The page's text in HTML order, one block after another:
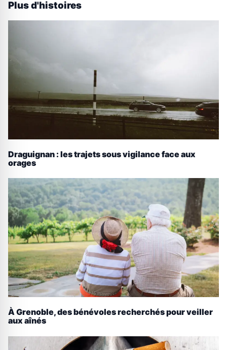
Plus d'histoires
Draguignan : les trajets sous vigilance face aux
orages
À Grenoble, des bénévoles recherchés pour veiller
aux aînés